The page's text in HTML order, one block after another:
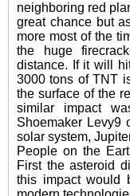
neighboring red
great chance but
more most of the
the huge
distance. If it will
3000 tons of TNT
the surface of the
similar impact
Shoemaker Levy9
solar system,
People on the
First the asteroid
this impact would